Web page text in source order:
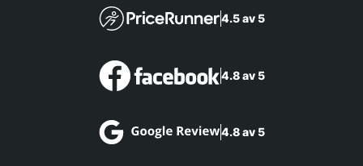
4.5 av 5
4.8 av 5
4.8 av 5